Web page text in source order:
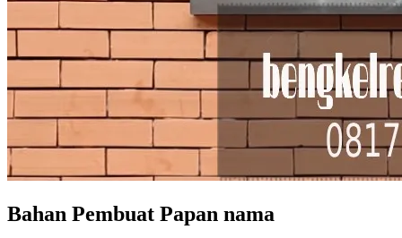
Bahan Pembuat Papan nama